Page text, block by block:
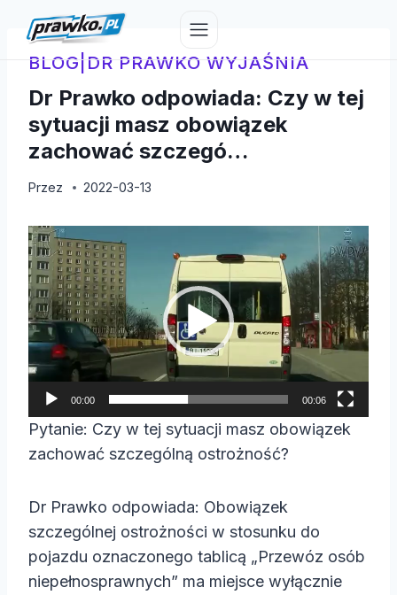
treściBLOG| DR PRAWKO WYJAŚNIA
Dr Prawko odpowiada: Czy w tej
sytuacji masz obowiązek
zachować szczegó…
Przez 2022-03-13
O
d
t
w
a
r
z
c
z
i
d
e
o
00:00 00:06
Pytanie: Czy w tej sytuacji masz obowiązek
zachować szczególną ostrożność?
Dr Prawko odpowiada: Obowiązek
szczególnej ostrożności w stosunku do
pojazdu oznaczonego tablicą „Przewóz osób
niepełnosprawnych” ma miejsce wyłącznie